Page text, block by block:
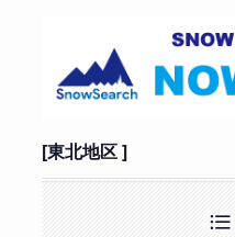
[東北地区 ]